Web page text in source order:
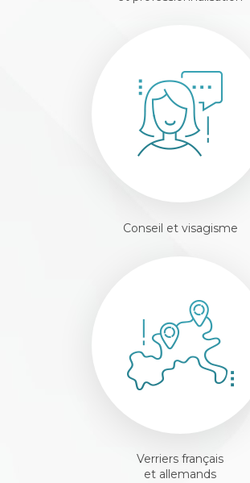
Conseil et visagisme
Verriers français
et allemands